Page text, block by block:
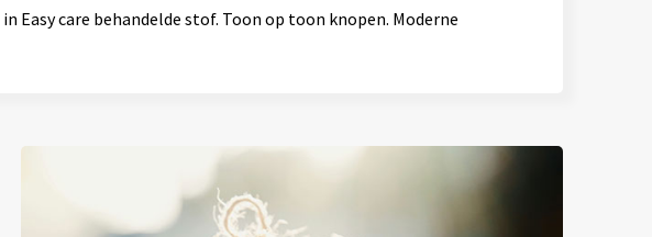
care behandelde stof. Toon op toon knopen. Moderne